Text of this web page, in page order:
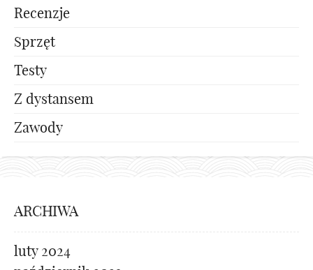
Recenzje
Sprzęt
Testy
Z dystansem
Zawody
ARCHIWA
luty 2024